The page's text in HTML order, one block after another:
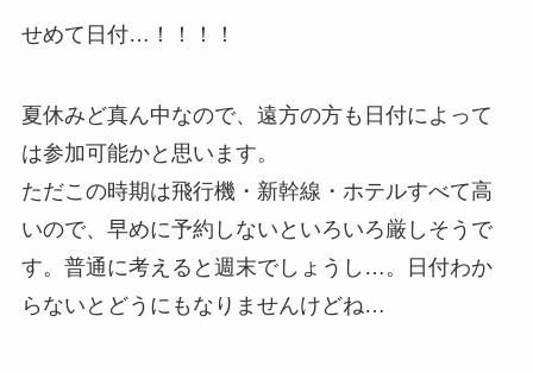
せめて日付…！！！！
夏休みど真ん中なので、遠方の方も日付によって
は参加可能かと思います。
ただこの時期は飛行機・新幹線・ホテルすべて高
いので、早めに予約しないといろいろ厳しそうで
す。普通に考えると週末でしょうし…。日付わか
らないとどうにもなりませんけどね…